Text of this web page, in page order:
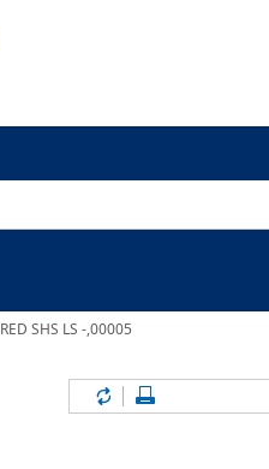
SHS LS -,00005
Inhalte aktualisieren